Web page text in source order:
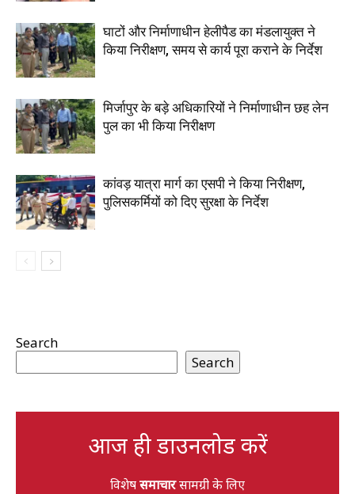
घाटों और निर्माणाधीन हेलीपैड का मंडलायुक्त ने
किया निरीक्षण, समय से कार्य पूरा कराने के निर्देश
मिर्जापुर के बड़े अधिकारियों ने निर्माणाधीन छह लेन
पुल का भी किया निरीक्षण
कांवड़ यात्रा मार्ग का एसपी ने किया निरीक्षण,
पुलिसकर्मियों को दिए सुरक्षा के निर्देश
Search
Search
आज ही डाउनलोड करें
विशेषसमाचारसामग्री के लिए